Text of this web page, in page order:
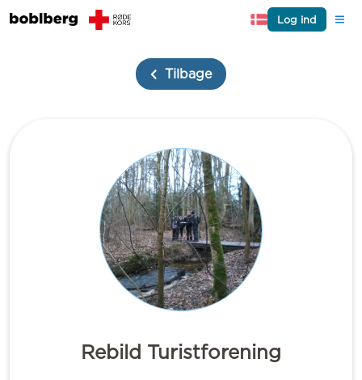
Log ind
Tilbage
Rebild Turistforening